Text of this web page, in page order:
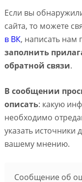
Если вы
сайта, то можете
в ВК, написать нам
заполнить
обратной связи.
В сообщении
описать: какую
необходимо
указать
вашему мнению.
Сообщение об